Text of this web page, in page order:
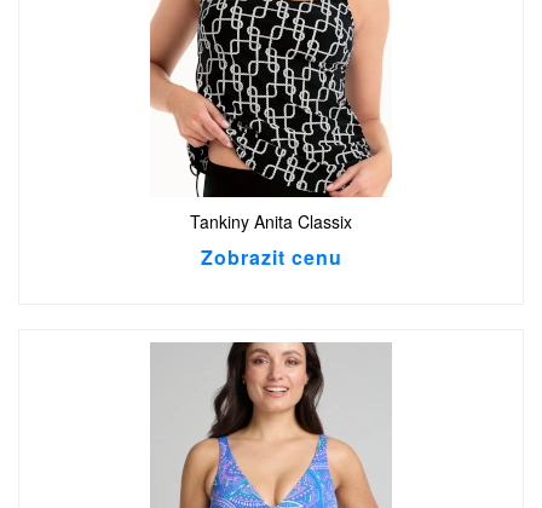
Tankiny Anita Classix
Zobrazit cenu